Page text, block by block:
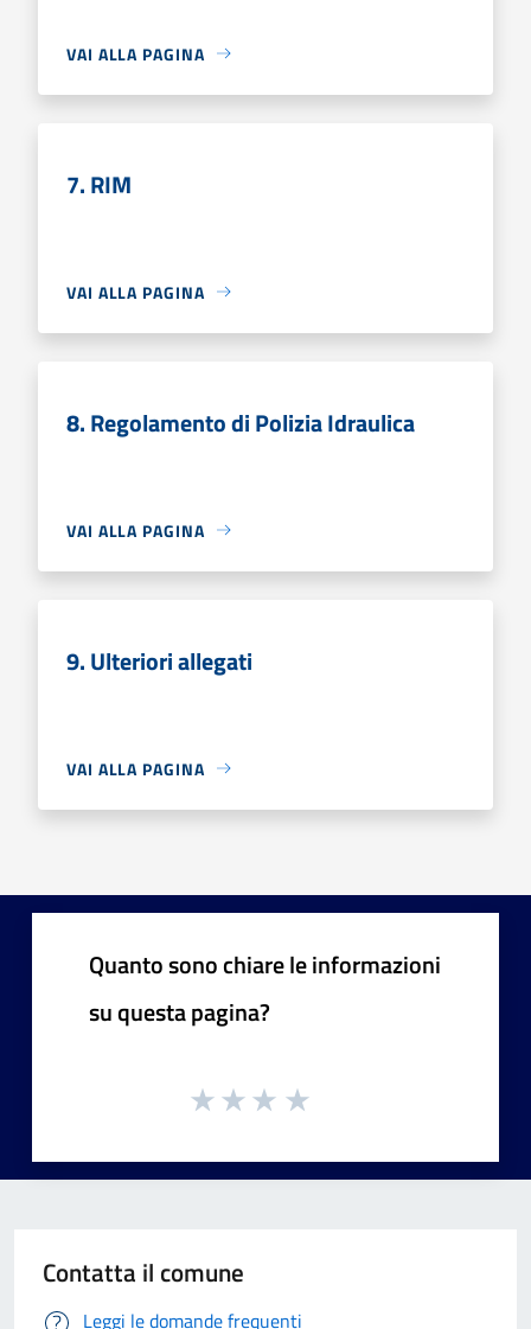
VAI ALLA PAGINA
7. RIM
VAI ALLA PAGINA
8. Regolamento di Polizia Idraulica
VAI ALLA PAGINA
9. Ulteriori allegati
VAI ALLA PAGINA
Quanto sono chiare le informazioni
su questa pagina?
Contatta il comune
Leggi le domande frequenti